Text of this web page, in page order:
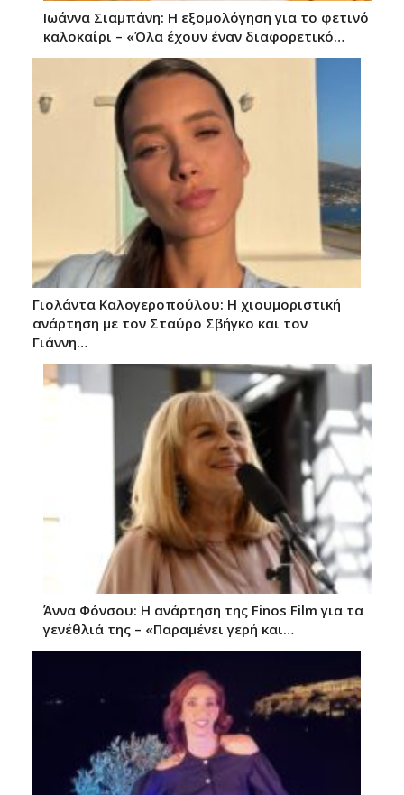
Ιωάννα Σιαμπάνη: Η εξομολόγηση για το φετινό
καλοκαίρι – «Όλα έχουν έναν διαφορετικό…
Γιολάντα Καλογεροπούλου: Η χιουμοριστική
ανάρτηση με τον Σταύρο Σβήγκο και τον
Γιάννη…
Άννα Φόνσου: Η ανάρτηση της Finos Film για τα
γενέθλιά της – «Παραμένει γερή και…